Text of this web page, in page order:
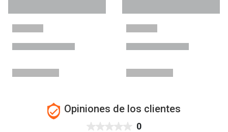
Opiniones de los clientes
0